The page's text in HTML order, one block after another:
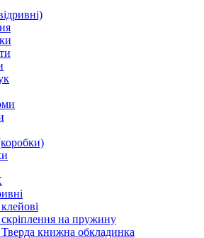
на пружину
книжна обкладинка